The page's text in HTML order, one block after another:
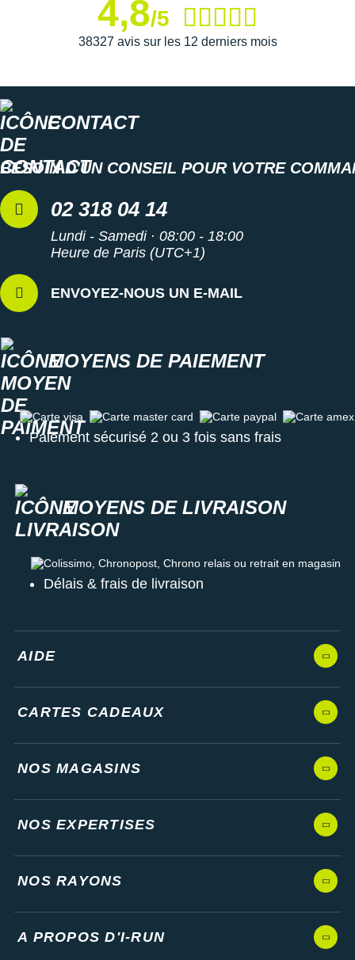
ajustement exemplaire et une
pendant ses efforts les plus intenses.
Semelle intérieure inamovible
Les autres produits
4,8/5
38327 avis sur les 12 derniers mois
CONTACT
BESOIN D'UN CONSEIL POUR VOTRE
02 318 04 14
Lundi - Samedi · 08:00 - 18:00
Heure de Paris (UTC+1)
ENVOYEZ-NOUS UN E-MAIL
MOYENS DE PAIEMENT
Carte visa Carte master card Carte paypal Carte amex
Paiement sécurisé 2 ou 3 fois sans frais
MOYENS DE LIVRAISON
Colissimo, Chronopost, Chrono relais ou retrait en magasin
Délais & frais de livraison
AIDE
CARTES CADEAUX
NOS MAGASINS
NOS EXPERTISES
NOS RAYONS
A PROPOS D'I-RUN